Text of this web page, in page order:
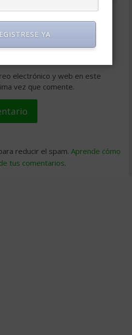
electrónico y web en este
vez que comente.
reducir el spam. Aprende cómo
tus comentarios.
YA